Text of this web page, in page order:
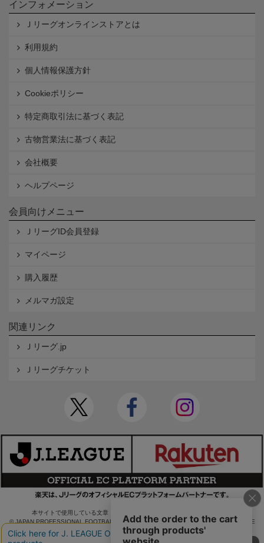
インフォメーション
Ｊリーグオンラインストアとは
利用規約
個人情報保護方針
Cookieポリシー
特定商取引法に基づく表記
古物営業法に基づく表記
会社概要
ヘルプページ
会員向けメニュー
ＪリーグID会員登録
マイページ
購入履歴
メルマガ設定
関連リンク
Ｊリーグ.jp
Ｊリーグチケット
本サイトで使用している文章・画像等の無断での複製・転載を禁止します。
© JAPAN PROFESSIONAL FOOTBALL LEAGUE Rakuten Group, Inc. ALL RIGHTS RE
SERVED.